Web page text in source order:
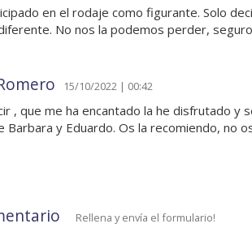
en el rodaje como figurante. Solo
No nos la podemos perder,
15/10/2022 | 00:42
, que me ha encantado la he disfrutado y
Barbara y Eduardo. Os la recomiendo, no
Rellena y envía el formulario!